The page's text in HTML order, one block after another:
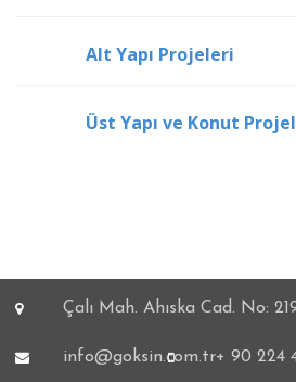
Alt Yapı Projeleri
Üst Yapı ve Konut
Çalı Mah. Ahıska Cad. No:
info@goksin.com.tr+ 90 224